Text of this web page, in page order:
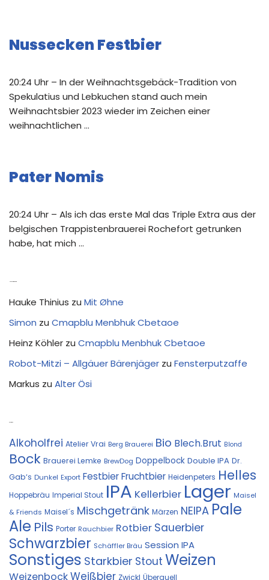
Nussecken Festbier
20:24 Uhr – In der Weihnachtsgebäck-Tradition von
Spekulatius und Lebkuchen stand auch mein
Weihnachtsbier 2023 wieder im Zeichen einer
weihnachtlichen …
Pater Nomis
20:24 Uhr – Als ich das erste Mal das Triple Extra aus der
belgischen Trappistenbrauerei Rochefort getrunken
habe, hat mich …
Hauke Thinius zu Mit Øhne
Simon zu Cmapblu Menbhuk Cbetaoe
Heinz Köhler zu Cmapblu Menbhuk Cbetaoe
Robot-Mitzi – Allgäuer Bärenjäger zu Fensterputzaffe
Markus zu Alter Ösi
Alkoholfrei Atelier Vrai Berg Brauerei Bio Blech.Brut Blond
Bock Brauerei Lemke BrewDog Doppelbock Double IPA Dr.
Gab‘s Dunkel Export FestbierFruchtbier Heidenpeters Helles
Hoppebräu Imperial Stout IPA Kellerbier Lager Maisel
& Friends Maisel´s Mischgetränk Märzen NEIPA Pale
Ale Pils Porter Rauchbier Rotbier Sauerbier
Schwarzbier Schäffler Bräu Session IPA
Sonstiges Starkbier Stout Weizen
WeizenbockWeißbier Zwickl Überquell